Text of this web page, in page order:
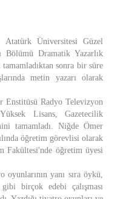
Atatürk Üniversitesi Güzel
Bölümü Dramatik Yazarlık
sonra bir süre
metin yazarı olarak
Enstitüsü Radyo Televizyon
Lisans, Gazetecilik
tamamladı. Niğde Ömer
öğretim görevlisi olarak
Fakültesi'nde öğretim üyesi
oyunlarının yanı sıra öykü,
birçok edebi çalışması